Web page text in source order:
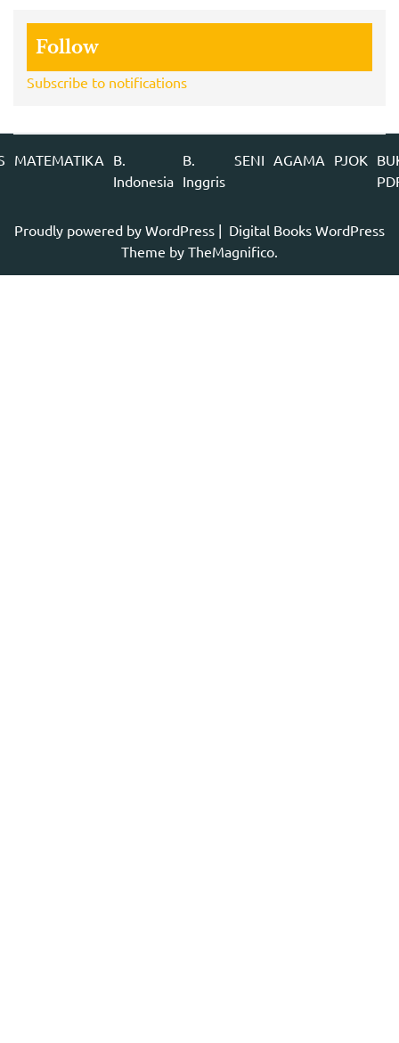
Follow
Subscribe to notifications
MATEMATIKA B.
Indonesia
B.
Inggris
SENI AGAMA PJOK
Proudly powered by WordPress | Digital Books WordPress
Theme by TheMagnifico.